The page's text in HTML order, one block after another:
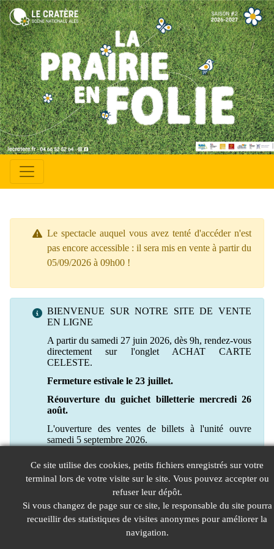
Le spectacle auquel vous avez tenté d'accéder n'est
pas encore accessible : il sera mis en vente à partir du
05/09/2026 à 09h00 !
BIENVENUE SUR NOTRE SITE DE VENTE
EN LIGNE
A partir du samedi 27 juin 2026, dès 9h, rendez-vous
directement sur l'onglet ACHAT CARTE
CELESTE.
Fermeture estivale le 23 juillet.
Réouverture du guichet billetterie mercredi 26
août.
L'ouverture des ventes de billets à l'unité ouvre
samedi 5 septembre 2026.
Ce site utilise des cookies, petits fichiers enregistrés sur votre
terminal lors de votre visite sur le site. Vous pouvez accepter ou
refuser leur dépôt.
Si vous changez de page sur ce site, le responsable du site pourra
recueillir des statistiques de visites anonymes pour améliorer la
navigation.